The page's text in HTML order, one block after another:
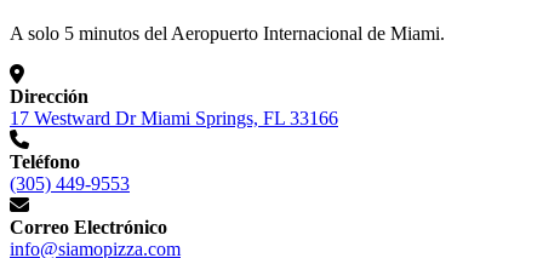
A solo 5 minutos del Aeropuerto Internacional de Miami.
Dirección
17 Westward Dr Miami Springs, FL 33166
Teléfono
(305) 449-9553
Correo Electrónico
info@siamopizza.com